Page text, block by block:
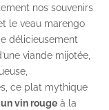
nos souvenirs
le veau marengo
délicieusement
viande mijotée,
ce plat mythique
un vin rouge à la